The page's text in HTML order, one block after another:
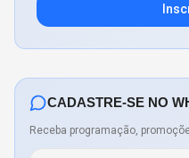
CADASTRE-SE NO
Receba programação,